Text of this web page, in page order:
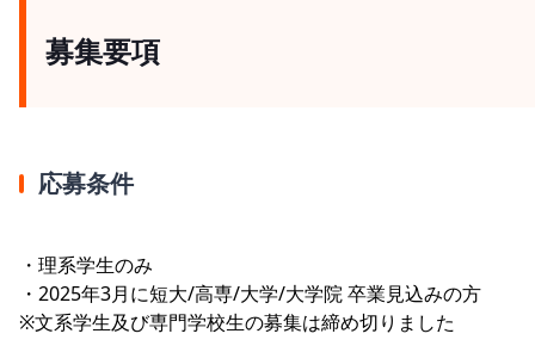
募集要項
応募条件
・理系学生のみ
・2025年3月に短大/高専/大学/大学院 卒業見込みの方
※文系学生及び専門学校生の募集は締め切りました